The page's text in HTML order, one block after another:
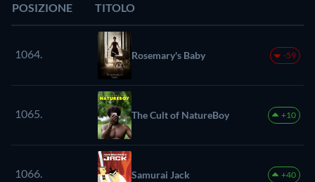
POSIZIONE TITOLO
1064. Rosemary's Baby -59
1065. The Cult of NatureBoy +10
1066. Samurai Jack +40